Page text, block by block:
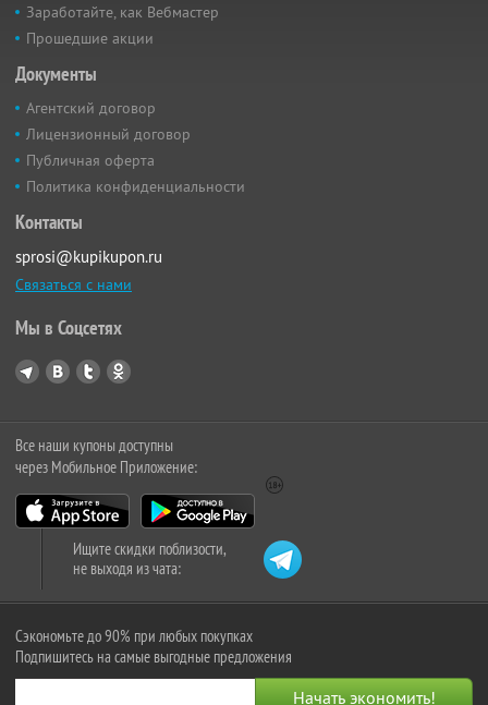
Заработайте, как Вебмастер
Прошедшие акции
Документы
Агентский договор
Лицензионный договор
Публичная оферта
Политика конфиденциальности
Контакты
sprosi@kupikupon.ru
Связаться с нами
Мы в Соцсетях
Все наши купоны доступны
через Мобильное Приложение:
Ищите скидки поблизости,
не выходя из чата:
Сэкономьте до 90% при любых покупках
Подпишитесь на самые выгодные предложения